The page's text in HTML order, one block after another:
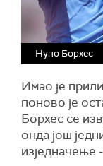
Нуно Борхес
Имао је
поново је
Борхес се
онда још
изједначење